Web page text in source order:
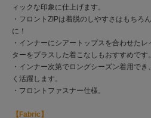
ィックな印象に仕上げます。
・フロントZIPは着脱のしやすさはもちろ
に！
・インナーにシアートップスを合わせた
ターをプラスした着こなしもおすすめです。
・インナー次第でロングシーズン着用で
く活躍します。
・フロントファスナー仕様。
【Fabric】